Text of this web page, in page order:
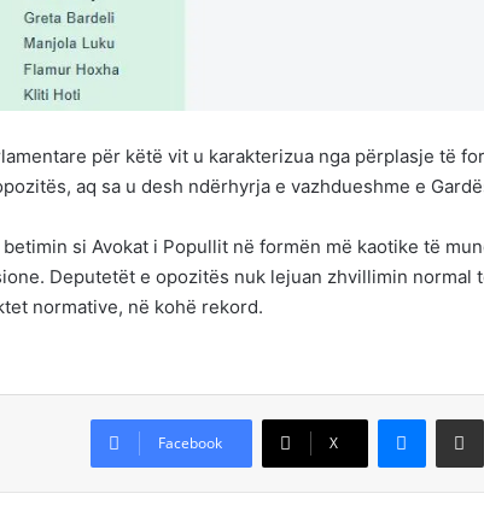
për këtë vit u karakterizua nga përplasje të
aq sa u desh ndërhyrja e vazhdueshme e
si Avokat i Popullit në formën më kaotike të
Deputetët e opozitës nuk lejuan zhvillimin normal
normative, në kohë rekord.
Facebook X
Messenger Shpërndajeni me anë të postës elektronike